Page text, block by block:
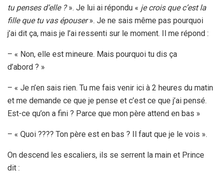
tu penses d’elle ?». Je lui ai répondu « je crois que c’est la
fille que tu vas épouser». Je ne sais même pas pourquoi
j’ai dit ça, mais je l’ai ressenti sur le moment. Il me répond :
– « Non, elle est mineure. Mais pourquoi tu dis ça
d’abord ? »
– « Je n’en sais rien. Tu me fais venir ici à 2 heures du matin
et me demande ce que je pense et c’est ce que j’ai pensé.
Est-ce qu’on a fini ? Parce que mon père attend en bas »
– « Quoi ???? Ton père est en bas ? Il faut que je le vois ».
On descend les escaliers, ils se serrent la main et Prince
dit :